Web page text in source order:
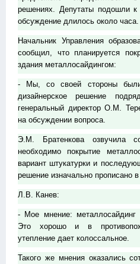
решениях. Депутаты подошли к
обсуждение длилось около часа.
Начальник Управления
сообщил, что планируется
здания металлосайдингом:
- Мы, со своей стороны
дизайнерское решение
генеральный директор О.М.
на обсуждении вопроса.
Э.М. Братенкова озвучила
необходимо покрытие
вариант штукатурки и
решение изначально прописано в
Л.В. Канев:
- Мое мнение:
Это хорошо и в
утепление дает колоссальное.
Такого же мнения оказались